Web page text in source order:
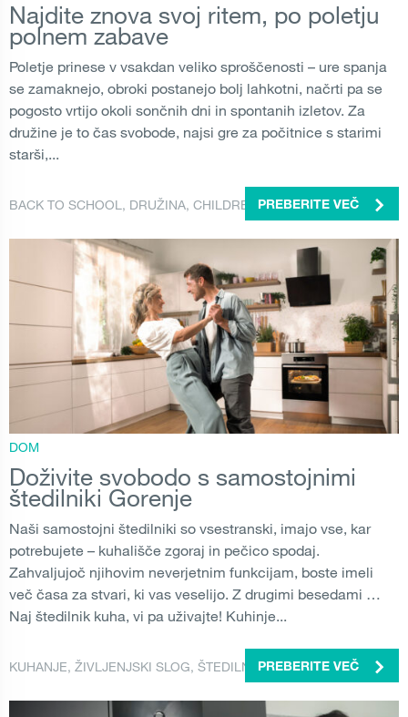
Najdite znova svoj ritem, po poletju
polnem zabave
Poletje prinese v vsakdan veliko sproščenosti – ure spanja
se zamaknejo, obroki postanejo bolj lahkotni, načrti pa se
pogosto vrtijo okoli sončnih dni in spontanih izletov. Za
družine je to čas svobode, najsi gre za počitnice s starimi
starši,...
BACK TO SCHOOL, DRUŽINA, CHILDREN PREBERITE VEČ
DOM
Doživite svobodo s samostojnimi
štedilniki Gorenje
Naši samostojni štedilniki so vsestranski, imajo vse, kar
potrebujete – kuhališče zgoraj in pečico spodaj.
Zahvaljujoč njihovim neverjetnim funkcijam, boste imeli
več časa za stvari, ki vas veselijo. Z drugimi besedami …
Naj štedilnik kuha, vi pa uživajte! Kuhinje...
KUHANJE, ŽIVLJENJSKI SLOG, ŠTEDILNIKPREBERITE VEČ